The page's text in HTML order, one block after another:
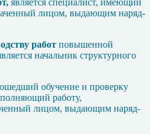
лицом, выдающим наряд-
работ повышенной
начальник структурного
обучение и проверку
работу,
лицом, выдающим наряд-